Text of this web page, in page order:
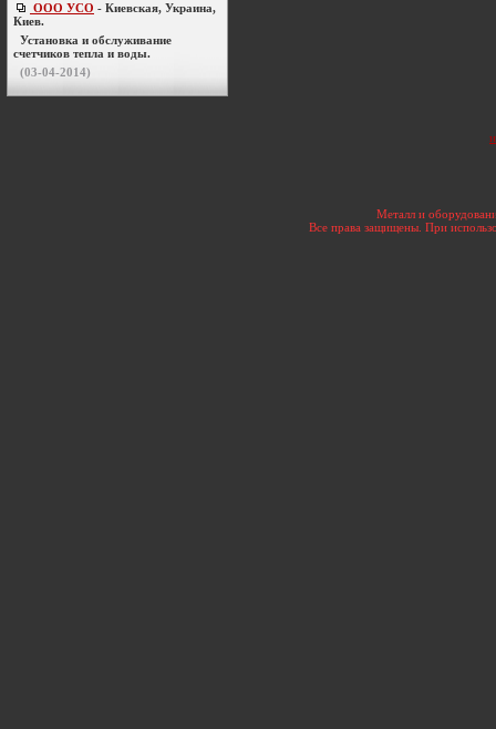
ООО УСО - Киевская, Украина,
Киев.
Установка и обслуживание
счетчиков тепла и воды.
(03-04-2014)
Металл и
Все права защищены. При